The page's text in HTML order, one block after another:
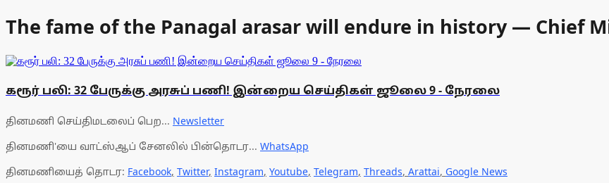
The fame of the Panagal arasar will endure in history — Chief
கரூர் பலி: 32 பேருக்கு அரசுப் பணி! இன்றைய செய்திகள் ஜூலை 9 - நேரலை
தினமணி செய்திமடலைப் பெற... Newsletter
தினமணி'யை வாட்ஸ்ஆப் சேனலில் பின்தொடர... WhatsApp
தினமணியைத் தொடர: Facebook, Twitter, Instagram, Youtube, Telegram, Threads, Arattai, Google News